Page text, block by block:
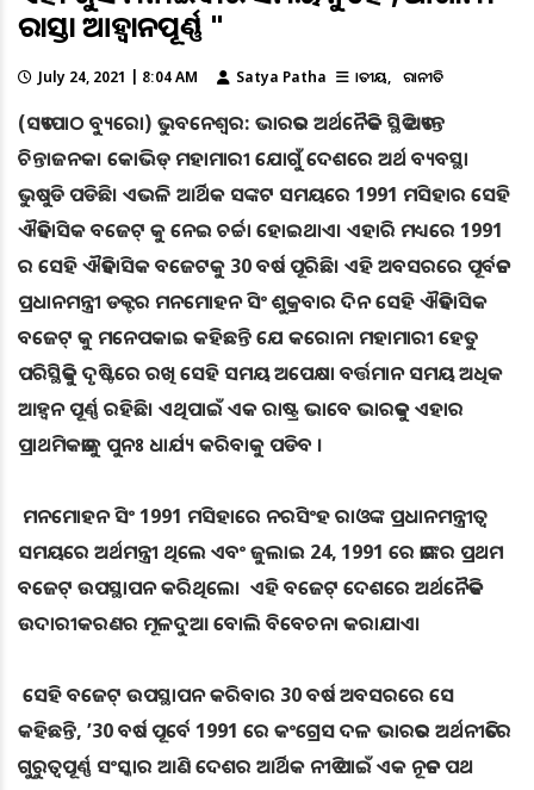
ରାସ୍ତା ଆହ୍ବାନପୂର୍ଣ୍ଣ "
July 24, 2021 | 8:04 AM Satya Patha ଜାତୀୟ ରାଜନୀତି
(ସତ୍ୟପାଠ ବ୍ୟୁରୋ) ଭୁବନେଶ୍ୱର: ଭାରତର ଅର୍ଥନୈତିକ ସ୍ଥିତି ଅତ୍ୟନ୍ତ
ଚିନ୍ତାଜନକ। କୋଭିଡ୍ ମହାମାରୀ ଯୋଗୁଁ ଦେଶରେ ଅର୍ଥ ବ୍ୟବସ୍ଥା
ଭୁଷୁଡି ପଡିଛି। ଏଭଳି ଆର୍ଥିକ ସଙ୍କଟ ସମୟରେ 1991 ମସିହାର ସେହି
ଐତିହାସିକ ବଜେଟ୍ କୁ ନେଇ ଚର୍ଚ୍ଚା ହୋଇଥାଏ। ଏହାରି ମଧ୍ୟରେ 1991
ର ସେହି ଐତିହାସିକ ବଜେଟକୁ 30 ବର୍ଷ ପୂରିଛି। ଏହି ଅବସରରେ ପୂର୍ବତନ
ପ୍ରଧାନମନ୍ତ୍ରୀ ଡକ୍ଟର ମନମୋହନ ସିଂ ଶୁକ୍ରବାର ଦିନ ସେହି ଐତିହାସିକ
ବଜେଟ୍ କୁ ମନେପକାଇ କହିଛନ୍ତି ଯେ କରୋନା ମହାମାରୀ ହେତୁ
ପରିସ୍ଥିତିକୁ ଦୃଷ୍ଟିରେ ରଖି ସେହି ସମୟ ଅପେକ୍ଷା ବର୍ତ୍ତମାନ ସମୟ ଅଧିକ
ଆହ୍ବନ ପୂର୍ଣ୍ଣ ରହିଛି। ଏଥିପାଇଁ ଏକ ରାଷ୍ଟ୍ର ଭାବେ ଭାରତକୁ ଏହାର
ପ୍ରାଥମିକତାକୁ ପୁନଃ ଧାର୍ଯ୍ୟ କରିବାକୁ ପଡିବ ।
ମନମୋହନ ସିଂ 1991 ମସିହାରେ ନରସିଂହ ରାଓଙ୍କ ପ୍ରଧାନମନ୍ତ୍ରୀତ୍ବ
ସମୟରେ ଅର୍ଥମନ୍ତ୍ରୀ ଥିଲେ ଏବଂ ଜୁଲାଇ 24, 1991 ରେ ତାଙ୍କର ପ୍ରଥମ
ବଜେଟ୍ ଉପସ୍ଥାପନ କରିଥିଲେ। ଏହି ବଜେଟ୍ ଦେଶରେ ଅର୍ଥନୈତିକ
ଉଦାରୀକରଣର ମୂଳଦୁଆ ବୋଲି ବିବେଚନା କରାଯାଏ।
ସେହି ବଜେଟ୍ ଉପସ୍ଥାପନ କରିବାର 30 ବର୍ଷ ଅବସରରେ ସେ
କହିଛନ୍ତି, ’30 ବର୍ଷ ପୂର୍ବେ 1991 ରେ କଂଗ୍ରେସ ଦଳ ଭାରତର ଅର୍ଥନୀତିରେ
ଗୁରୁତ୍ୱପୂର୍ଣ୍ଣ ସଂସ୍କାର ଆଣି ଦେଶର ଆର୍ଥିକ ନୀତି ପାଇଁ ଏକ ନୂତନ ପଥ